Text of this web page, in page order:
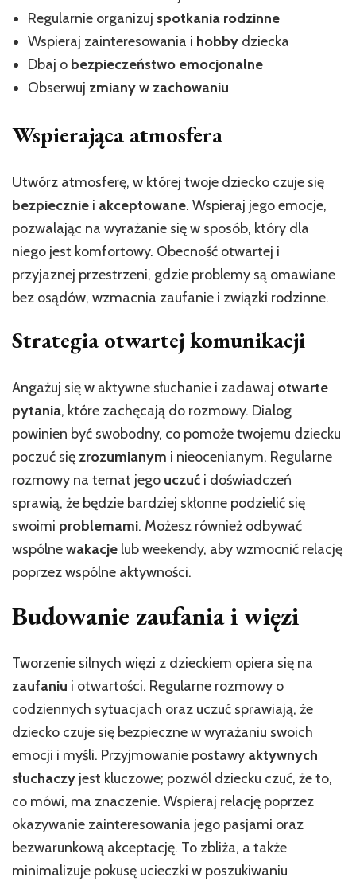
Regularnie organizuj spotkania rodzinne
Wspieraj zainteresowania i hobby dziecka
Dbaj o bezpieczeństwo emocjonalne
Obserwuj zmiany w zachowaniu
Wspierająca atmosfera
Utwórz atmosferę, w której twoje dziecko czuje się
bezpiecznie i akceptowane. Wspieraj jego emocje,
pozwalając na wyrażanie się w sposób, który dla
niego jest komfortowy. Obecność otwartej i
przyjaznej przestrzeni, gdzie problemy są omawiane
bez osądów, wzmacnia zaufanie i związki rodzinne.
Strategia otwartej komunikacji
Angażuj się w aktywne słuchanie i zadawaj otwarte
pytania, które zachęcają do rozmowy. Dialog
powinien być swobodny, co pomoże twojemu dziecku
poczuć sięzrozumianym i nieocenianym. Regularne
rozmowy na temat jego uczuć i doświadczeń
sprawią, że będzie bardziej skłonne podzielić się
swoimi problemami. Możesz również odbywać
wspólnewakacje lub weekendy, aby wzmocnić relację
poprzez wspólne aktywności.
Budowanie zaufania i więzi
Tworzenie silnych więzi z dzieckiem opiera się na
zaufaniu i otwartości. Regularne rozmowy o
codziennych sytuacjach oraz uczuć sprawiają, że
dziecko czuje się bezpieczne w wyrażaniu swoich
emocji i myśli. Przyjmowanie postawy aktywnych
słuchaczy jest kluczowe; pozwól dziecku czuć, że to,
co mówi, ma znaczenie. Wspieraj relację poprzez
okazywanie zainteresowania jego pasjami oraz
bezwarunkową akceptację. To zbliża, a także
minimalizuje pokusę ucieczki w poszukiwaniu